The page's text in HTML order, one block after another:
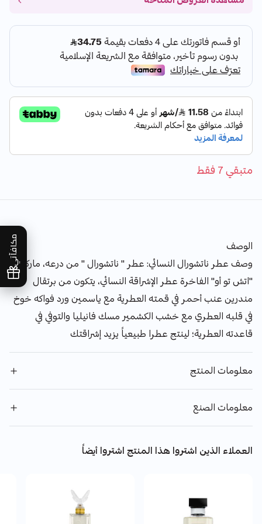
مكافآتي
متبقي 7 فقط
الوصف
وصف عطر ناتشورال النسائي: عطر " ناتشورال " من درعه، ماركة
"اتش تو أو" الفاخرة عطر الإشراقة النسائي، يتكون من برتقال
مندرين عنب أحمر في قمته العطرية مع ياسمين ورد فواكه خوخ
في قلبه العطري مع خشب الكشمير مسك فانيليا والتوفي في
قاعدته العطرية؛ لينتج عطرا طبيعياً يزيد إشراقتك
معلومات المنتج
معلومات الصنع
العملاء الذين اشتروا هذا المنتج اشتروا أيضاً